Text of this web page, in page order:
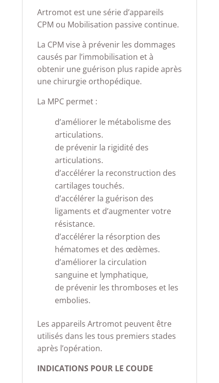
Artromot est une série d’appareils
CPM ou Mobilisation passive continue.
La CPM vise à prévenir les dommages
causés par l’immobilisation et à
obtenir une guérison plus rapide après
une chirurgie orthopédique.
La MPC permet :
d’améliorer le métabolisme des
articulations.
de prévenir la rigidité des
articulations.
d’accélérer la reconstruction des
cartilages touchés.
d’accélérer la guérison des
ligaments et d’augmenter votre
résistance.
d’accélérer la résorption des
hématomes et des œdèmes.
d’améliorer la circulation
sanguine et lymphatique,
de prévenir les thromboses et les
embolies.
Les appareils Artromot peuvent être
utilisés dans les tous premiers stades
après l’opération.
INDICATIONS POUR LE COUDE